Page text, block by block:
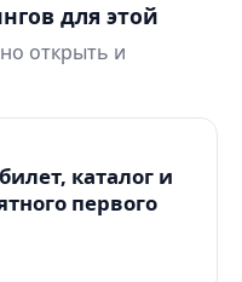
для этой
открыть и
каталог и
первого